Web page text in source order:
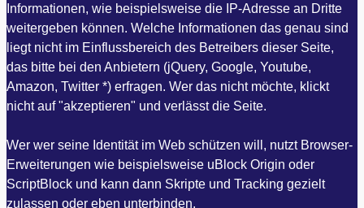
Informationen, wie beispielsweise die IP-Adresse an Dritte
weitergeben können. Welche Informationen das genau sind
liegt nicht im Einflussbereich des Betreibers dieser Seite,
das bitte bei den Anbietern (jQuery, Google, Youtube,
Amazon, Twitter *) erfragen. Wer das nicht möchte, klickt
nicht auf "akzeptieren" und verlässt die Seite.
Wer wer seine Identität im Web schützen will, nutzt Browser-
Erweiterungen wie beispielsweise uBlock Origin oder
ScriptBlock und kann dann Skripte und Tracking gezielt
zulassen oder eben unterbinden.